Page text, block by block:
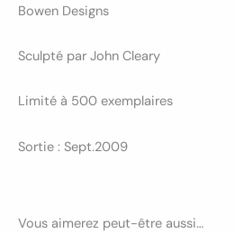
Bowen Designs
Sculpté par John Cleary
Limité à 500 exemplaires
Sortie : Sept.2009
Vous aimerez peut-être aussi…